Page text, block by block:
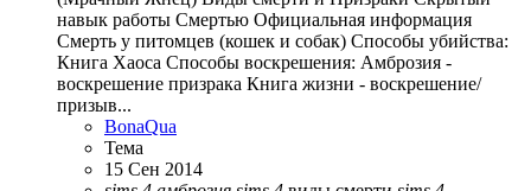
навык работы Смертью Официальная информация
Смерть у питомцев (кошек и собак) Способы убийства:
Книга Хаоса Способы воскрешения: Амброзия -
воскрешение призрака Книга жизни - воскрешение/
призыв...
BonaQua
Тема
15 Сен 2014